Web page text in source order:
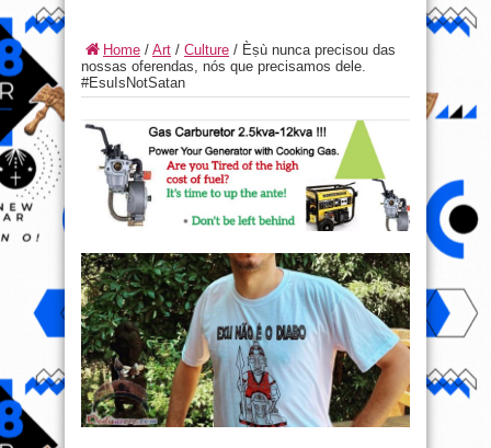
Home / Art / Culture / Èṣù nunca precisou das
nossas oferendas, nós que precisamos dele.
#EsuIsNotSatan